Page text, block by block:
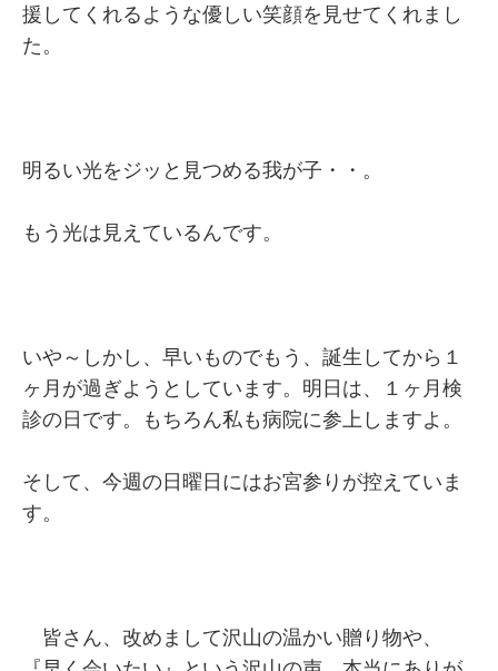
援してくれるような優しい笑顔を見せてくれまし
た。
明るい光をジッと見つめる我が子・・。
もう光は見えているんです。
いや～しかし、早いものでもう、誕生してから１
ヶ月が過ぎようとしています。明日は、１ヶ月検
診の日です。もちろん私も病院に参上しますよ。
そして、今週の日曜日にはお宮参りが控えていま
す。
皆さん、改めまして沢山の温かい贈り物や、